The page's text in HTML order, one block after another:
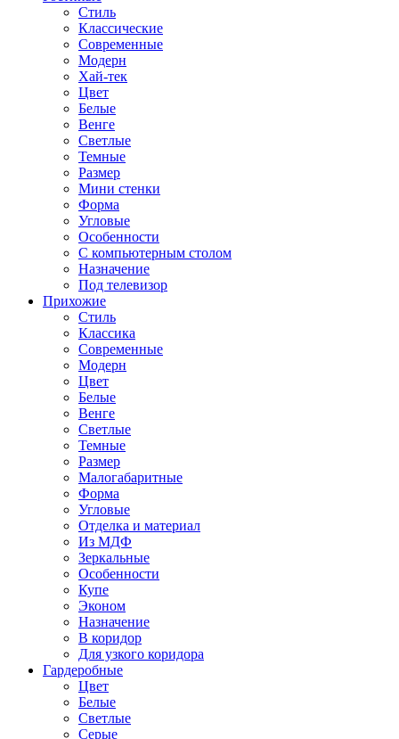
Стиль
Классические
Современные
Модерн
Хай-тек
Цвет
Белые
Венге
Светлые
Темные
Размер
Мини стенки
Форма
Угловые
Особенности
С компьютерным столом
Назначение
Под телевизор
Прихожие
Стиль
Классика
Современные
Модерн
Цвет
Белые
Венге
Светлые
Темные
Размер
Малогабаритные
Форма
Угловые
Отделка и материал
Из МДФ
Зеркальные
Особенности
Купе
Эконом
Назначение
В коридор
Для узкого коридора
Гардеробные
Цвет
Белые
Светлые
Серые